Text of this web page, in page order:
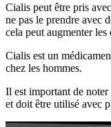
Cialis peut être pris
ne pas le prendre avec
cela peut augmenter les
Cialis est un
chez les hommes.
Il est important de noter
et doit être utilisé avec